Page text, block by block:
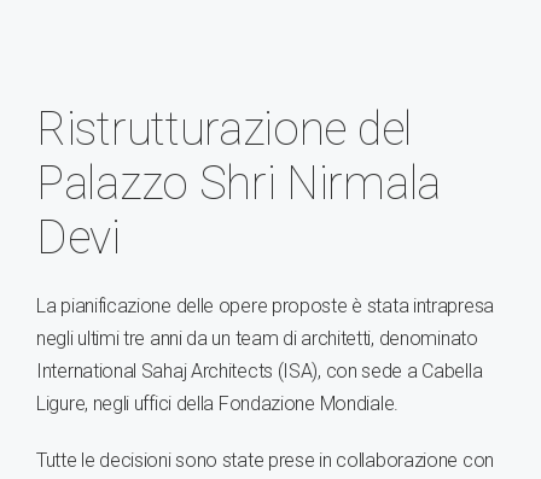
Ristrutturazione del
Palazzo Shri Nirmala
Devi
La pianificazione delle opere proposte è stata intrapresa
negli ultimi tre anni da un team di architetti, denominato
International Sahaj Architects (ISA), con sede a Cabella
Ligure, negli uffici della Fondazione Mondiale.
Tutte le decisioni sono state prese in collaborazione con